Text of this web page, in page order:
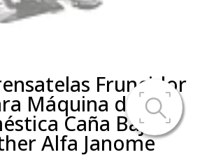
Fruncidor
Máquina de
Caña Baja
Alfa Janome